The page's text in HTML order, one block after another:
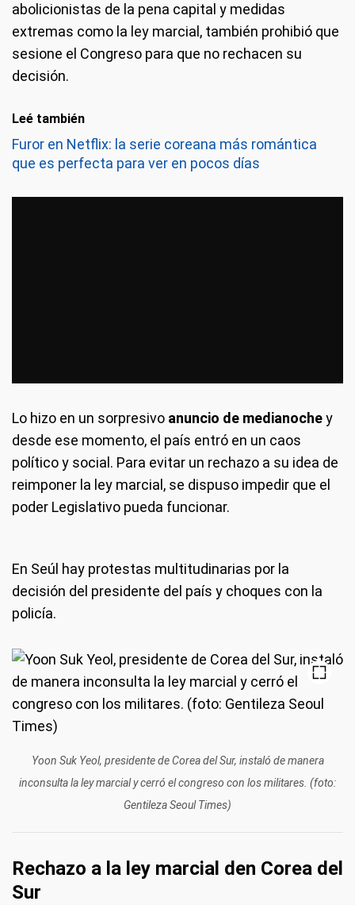
abolicionistas de la pena capital y medidas
extremas como la ley marcial, también prohibió que
sesione el Congreso para que no rechacen su
decisión.
Leé también
Furor en Netflix: la serie coreana más romántica
que es perfecta para ver en pocos días
Lo hizo en un sorpresivo anuncio de medianochey
desde ese momento, el país entró en un caos
político y social. Para evitar un rechazo a su idea de
reimponer la ley marcial, se dispuso impedir que el
poder Legislativo pueda funcionar.
En Seúl hay protestas multitudinarias por la
decisión del presidente del país y choques con la
policía.
Yoon Suk Yeol, presidente de Corea del Sur, instaló de manera
inconsulta la ley marcial y cerró el congreso con los militares. (foto:
Gentileza Seoul Times)
Rechazo a la ley marcial den Corea del
Sur